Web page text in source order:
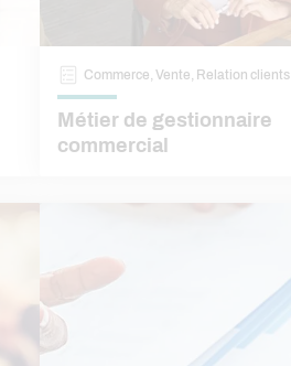
Commerce, Vente, Relation clients
Métier de gestionnaire
commercial